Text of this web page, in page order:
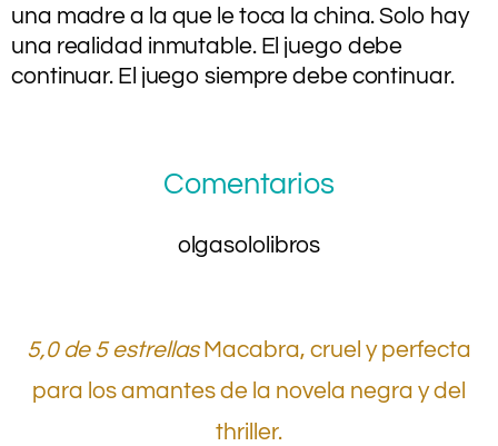
una madre a la que le toca la china. Solo hay
una realidad inmutable. El juego debe
continuar. El juego siempre debe continuar.
Comentarios
olgasololibros
5,0 de 5 estrellasMacabra, cruel y perfecta
para los amantes de la novela negra y del
thriller.